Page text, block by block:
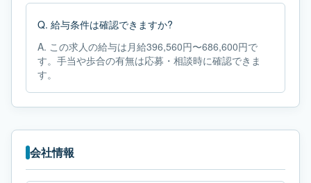
Q. 給与条件は確認できますか?
A. この求人の給与は月給396,560円〜686,600円で
す。手当や歩合の有無は応募・相談時に確認できま
す。
会社情報